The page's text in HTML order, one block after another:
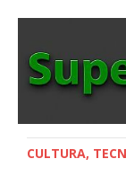
CULTURA,